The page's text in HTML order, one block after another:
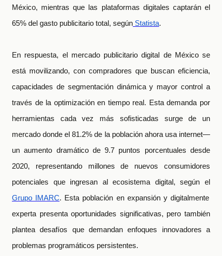
México, mientras que las plataformas digitales captarán el
65% del gasto publicitario total, según Statista.
En respuesta, el mercado publicitario digital de México se
está movilizando, con compradores que buscan eficiencia,
capacidades de segmentación dinámica y mayor control a
través de la optimización en tiempo real. Esta demanda por
herramientas cada vez más sofisticadas surge de un
mercado donde el 81.2% de la población ahora usa internet—
un aumento dramático de 9.7 puntos porcentuales desde
2020, representando millones de nuevos consumidores
potenciales que ingresan al ecosistema digital, según el
Grupo IMARC. Esta población en expansión y digitalmente
experta presenta oportunidades significativas, pero también
plantea desafíos que demandan enfoques innovadores a
problemas programáticos persistentes.